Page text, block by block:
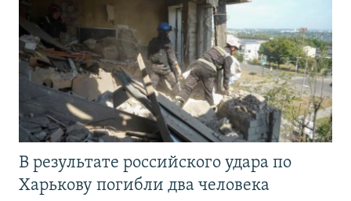
В результате российского удара по
Харькову погибли два человека